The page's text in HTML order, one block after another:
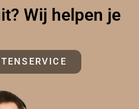
Wij helpen je